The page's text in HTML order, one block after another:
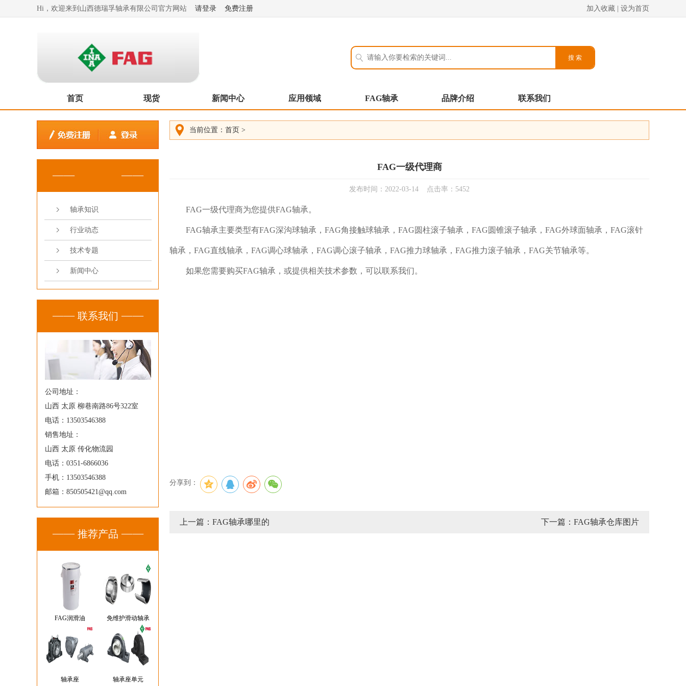
Hi，欢迎来到山西德瑞孚轴承有限公司官方网站 请登录 免费注册 加入收藏 设为首页
首页 现货 新闻中心 应用领域 FAG轴承 品牌介绍 联系我们
轴承知识
行业动态
技术专题
新闻中心
联系我们
公司地址：
山西 太原 柳巷南路86号322室
电话：13503546388
销售地址：
山西 太原 传化物流园
电话：0351-6866036
手机：13503546388
邮箱：850505421@qq.com
推荐产品
FAG润滑油 免维护滑动轴承
轴承座 轴承座单元
当前位置： 首页 >
FAG一级代理商
发布时间：2022-03-14 点击率：5452
FAG一级代理商为您提供FAG轴承。
FAG轴承主要类型有FAG深沟球轴承，FAG角接触球轴承，FAG圆柱滚子轴承，FAG圆锥滚子轴承，FAG外球面轴承，FAG滚针
轴承，FAG直线轴承，FAG调心球轴承，FAG调心滚子轴承，FAG推力球轴承，FAG推力滚子轴承，FAG关节轴承等。
如果您需要购买FAG轴承，或提供相关技术参数，可以联系我们。
分享到：
上一篇：FAG轴承哪里的 下一篇：FAG轴承仓库图片